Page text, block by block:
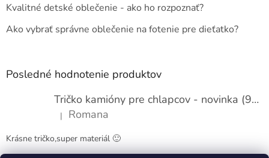
Kvalitné detské oblečenie - ako ho rozpoznať?
Ako vybrať správne oblečenie na fotenie pre dieťatko?
Posledné hodnotenie produktov
Tričko kamióny pre chlapcov - novinka (98-134)
Hodnotenie produktu je 5 z 5 hviezdičiek.
| Romana
Krásne tričko,super materiál 🙂